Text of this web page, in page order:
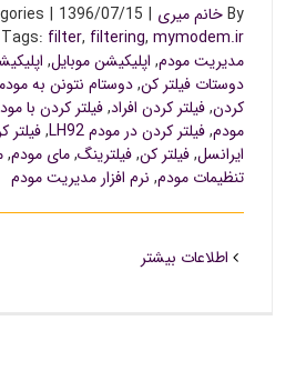
Byخانم میری |
1396/07/15
|
Tags: filter, filtering, mymodem.ir
مدیریت مودم, اپلیکیشن موبایل,
دوستات فیلتر کن,دوستام نتونن به
کردن,فیلتر کردن افراد,فیلتر کردن با
مودم,فیلتر کردن در مودم LH92 ,فیلتر
ایرانسل,فیلتر کن,فیلترینگ,مای مودم,
تنظیمات مودم, نرم افزار مدیریت مودم
اطلاعات بیشتر